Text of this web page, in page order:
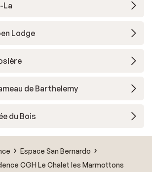
La
Lodge
de Barthelemy
du Bois
Espace San Bernardo
CGH Le Chalet les Marmottons